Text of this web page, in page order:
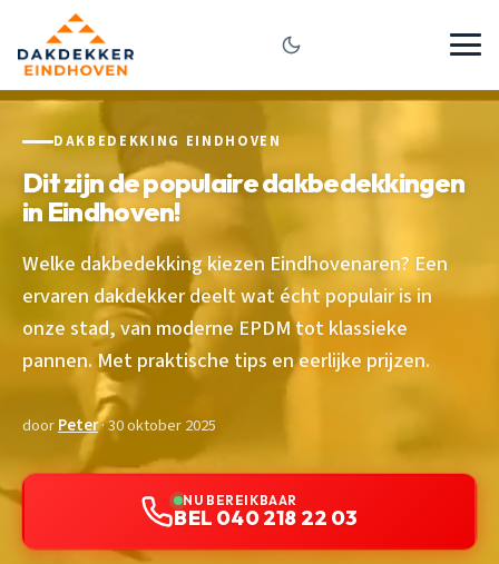
DAKBEDEKKING EINDHOVEN
Dit zijn de populaire dakbedekkingen
in Eindhoven!
Welke dakbedekking kiezen Eindhovenaren? Een
ervaren dakdekker deelt wat écht populair is in
onze stad, van moderne EPDM tot klassieke
pannen. Met praktische tips en eerlijke prijzen.
doorPeter· 30 oktober 2025
NU BEREIKBAAR
BEL 040 218 22 03